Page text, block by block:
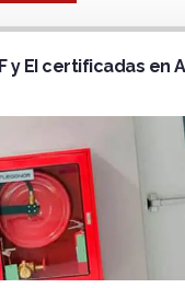
y EI certificadas en